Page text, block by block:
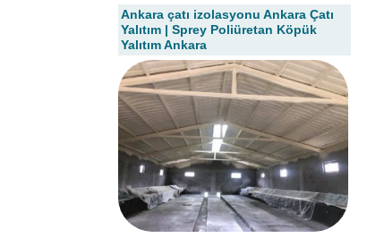
Ankara çatı izolasyonu Ankara Çatı
Yalıtım | Sprey Poliüretan Köpük
Yalıtım Ankara